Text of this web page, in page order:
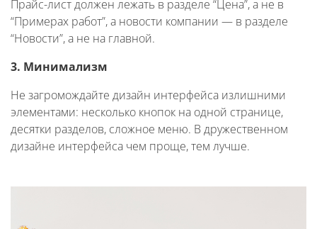
Прайс-лист должен лежать в разделе “Цена”, а не в
“Примерах работ”, а новости компании — в разделе
“Новости”, а не на главной.
3. Минимализм
Не загромождайте дизайн интерфейса излишними
элементами: несколько кнопок на одной странице,
десятки разделов, сложное меню. В дружественном
дизайне интерфейса чем проще, тем лучше.